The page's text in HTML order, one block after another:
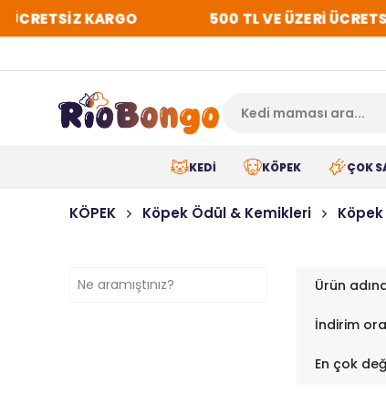
KARGO 500 TL VE ÜZERİ
KEDİ KÖPEK ÇOK
KÖPEK Köpek Ödül & Kemikleri
Ürün
İndirim
En çok